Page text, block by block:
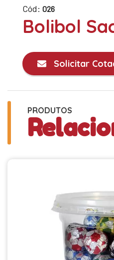
Cód: 026
Bolibol
Solicitar
PRODUTOS